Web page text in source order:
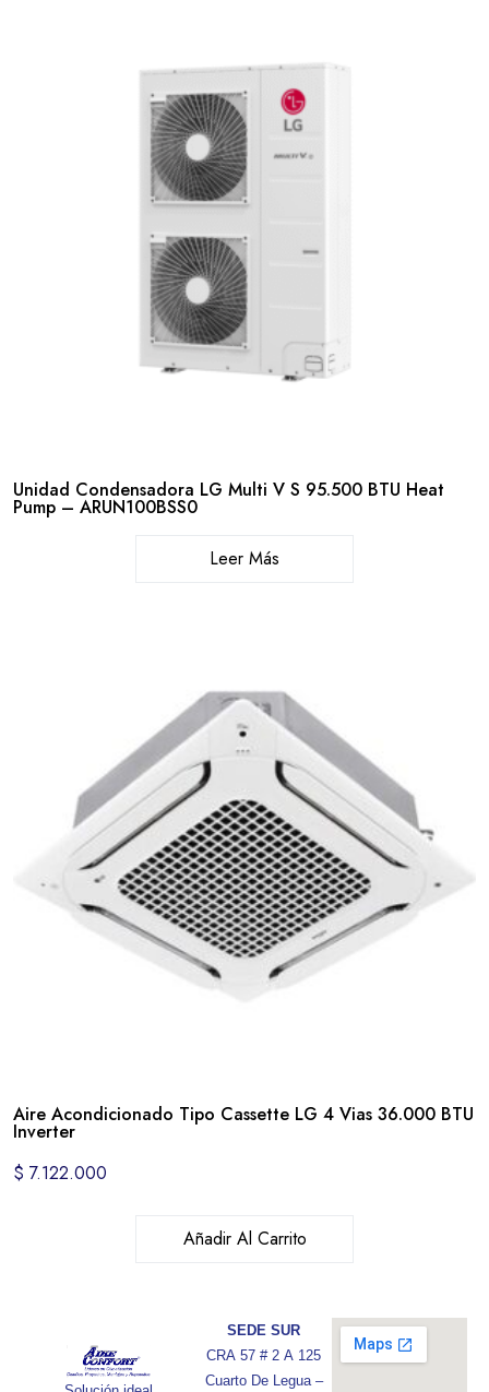
Unidad Condensadora LG Multi V S 95.500 BTU Heat
Pump – ARUN100BSS0
Leer Más
Aire Acondicionado Tipo Cassette LG 4 Vias 36.000 BTU
Inverter
$ 7.122.000
Añadir Al Carrito
SEDE SUR
CRA 57 # 2 A 125
Cuarto De Legua –